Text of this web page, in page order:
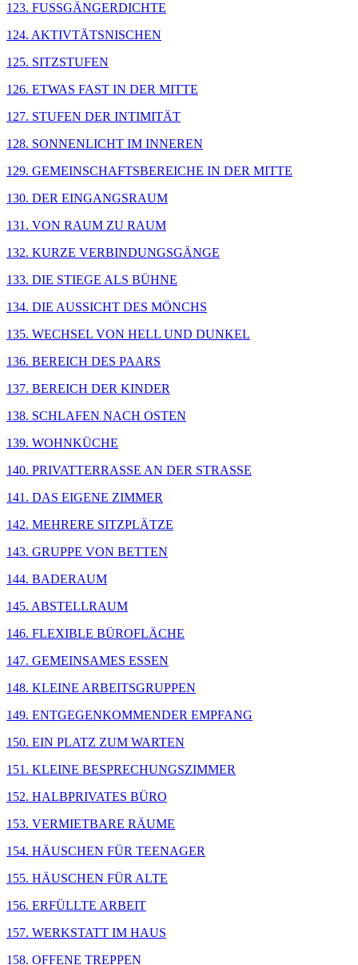
123. FUSSGÄNGERDICHTE
124. AKTIVTÄTSNISCHEN
125. SITZSTUFEN
126. ETWAS FAST IN DER MITTE
127. STUFEN DER INTIMITÄT
128. SONNENLICHT IM INNEREN
129. GEMEINSCHAFTSBEREICHE IN DER MITTE
130. DER EINGANGSRAUM
131. VON RAUM ZU RAUM
132. KURZE VERBINDUNGSGÄNGE
133. DIE STIEGE ALS BÜHNE
134. DIE AUSSICHT DES MÖNCHS
135. WECHSEL VON HELL UND DUNKEL
136. BEREICH DES PAARS
137. BEREICH DER KINDER
138. SCHLAFEN NACH OSTEN
139. WOHNKÜCHE
140. PRIVATTERRASSE AN DER STRASSE
141. DAS EIGENE ZIMMER
142. MEHRERE SITZPLÄTZE
143. GRUPPE VON BETTEN
144. BADERAUM
145. ABSTELLRAUM
146. FLEXIBLE BÜROFLÄCHE
147. GEMEINSAMES ESSEN
148. KLEINE ARBEITSGRUPPEN
149. ENTGEGENKOMMENDER EMPFANG
150. EIN PLATZ ZUM WARTEN
151. KLEINE BESPRECHUNGSZIMMER
152. HALBPRIVATES BÜRO
153. VERMIETBARE RÄUME
154. HÄUSCHEN FÜR TEENAGER
155. HÄUSCHEN FÜR ALTE
156. ERFÜLLTE ARBEIT
157. WERKSTATT IM HAUS
158. OFFENE TREPPEN